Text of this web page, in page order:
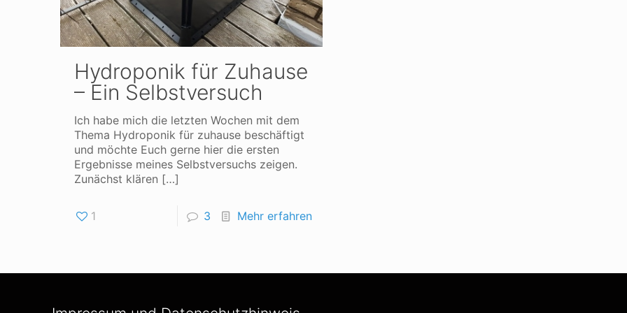
Hydroponik für Zuhause
– Ein Selbstversuch
Ich habe mich die letzten Wochen mit dem
Thema Hydroponik für zuhause beschäftigt
und möchte Euch gerne hier die ersten
Ergebnisse meines Selbstversuchs zeigen.
Zunächst klären […]
1 3 Mehr erfahren